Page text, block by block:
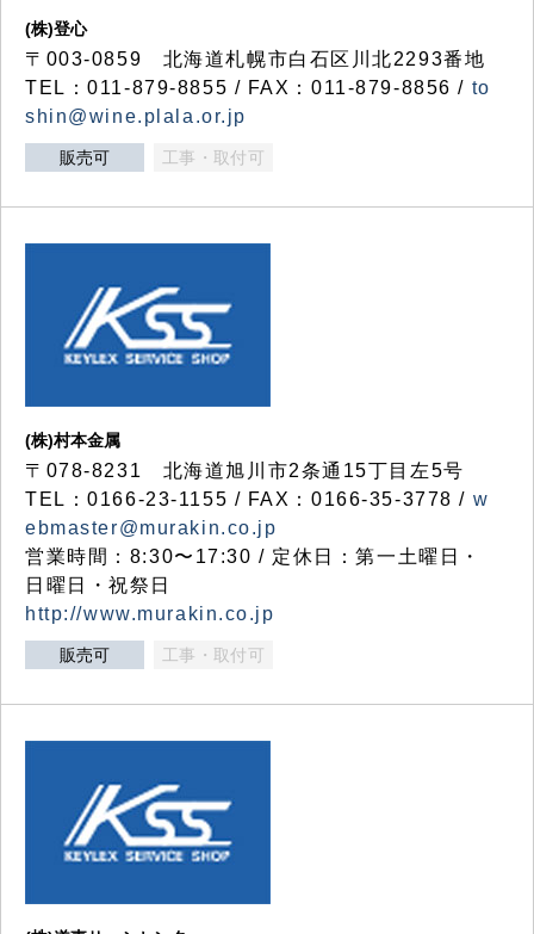
(株)登心
〒003-0859 北海道札幌市白石区川北2293番地
TEL：011-879-8855 / FAX：011-879-8856 / to
shin@wine.plala.or.jp
販売可 工事・取付可
(株)村本金属
〒078-8231 北海道旭川市2条通15丁目左5号
TEL：0166-23-1155 / FAX：0166-35-3778 / w
ebmaster@murakin.co.jp
営業時間：8:30〜17:30 / 定休日：第一土曜日・
日曜日・祝祭日
http://www.murakin.co.jp
販売可 工事・取付可